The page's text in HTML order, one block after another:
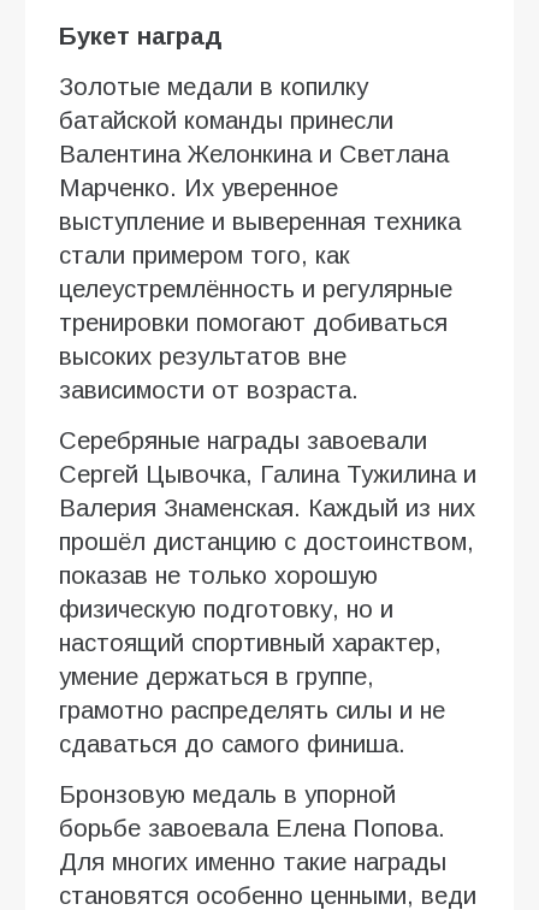
Букет наград
Золотые медали в копилку
батайской команды принесли
Валентина Желонкина и Светлана
Марченко. Их уверенное
выступление и выверенная техника
стали примером того, как
целеустремлённость и регулярные
тренировки помогают добиваться
высоких результатов вне
зависимости от возраста.
Серебряные награды завоевали
Сергей Цывочка, Галина Тужилина и
Валерия Знаменская. Каждый из них
прошёл дистанцию с достоинством,
показав не только хорошую
физическую подготовку, но и
настоящий спортивный характер,
умение держаться в группе,
грамотно распределять силы и не
сдаваться до самого финиша.
Бронзовую медаль в упорной
борьбе завоевала Елена Попова.
Для многих именно такие награды
становятся особенно ценными, веди